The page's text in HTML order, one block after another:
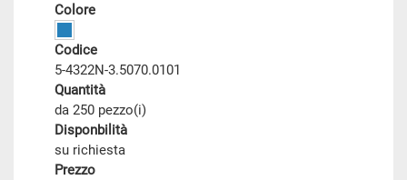
Colore
Codice
5-4322N-3.5070.0101
Quantità
da 250 pezzo(i)
Disponbilità
su richiesta
Prezzo